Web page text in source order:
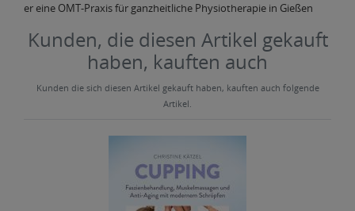
er eine OMT-Praxis für ganzheitliche Physiotherapie in Gießen
Kunden, die diesen Artikel gekauft
haben, kauften auch
Kunden die sich diesen Artikel gekauft haben, kauften auch folgende
Artikel.